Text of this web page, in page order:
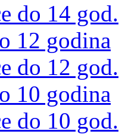
do 14 god.
12 godina
do 12 god.
10 godina
do 10 god.